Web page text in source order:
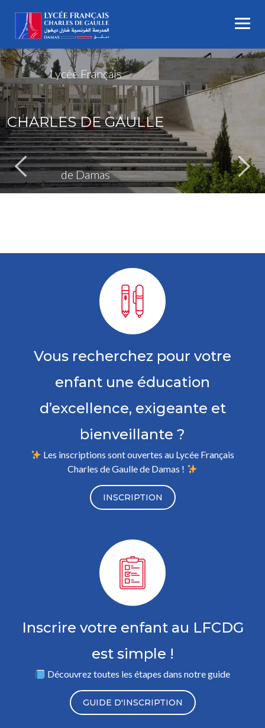
content
Lycée Français
CHARLES DE GAULLE
de Damas
Vous recherchez pour votre
enfant une éducation
d’excellence, exigeante et
bienveillante ?
Les inscriptions sont ouvertes au Lycée Français
Charles de Gaulle de Damas !
INSCRIPTION
Inscrire votre enfant au LFCDG
est simple !
Découvrez toutes les étapes dans notre guide
GUIDE D'INSCRIPTION